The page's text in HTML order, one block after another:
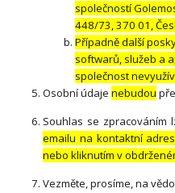
společností
448/73, 370 01,
Případně další
softwarů, služeb a
společnost
Osobní údajenebudou
Souhlas se zpracováním
emailu na kontaktní
nebo kliknutím v
Vezměte, prosíme, na